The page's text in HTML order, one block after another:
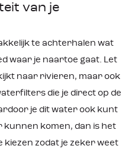
van je
te achterhalen wat
waar je naartoe gaat. Let
naar rivieren, maar ook
die je direct op de
je dit water ook kunt
komen, dan is het
zodat je zeker weet